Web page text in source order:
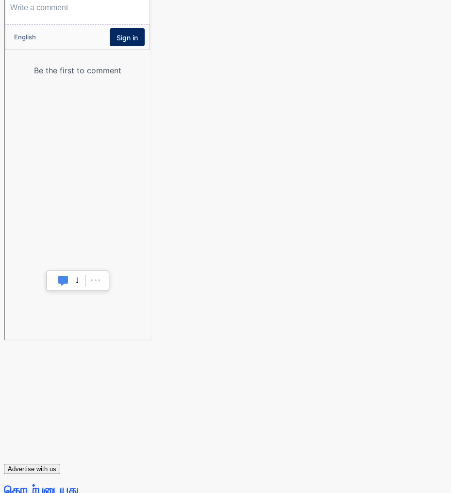
Advertise with us
தொடர்புடையது